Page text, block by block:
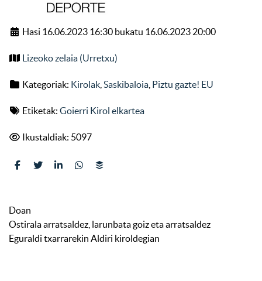
Hasi 16.06.2023 16:30 bukatu 16.06.2023 20:00
Lizeoko zelaia (Urretxu)
Kategoriak: Kirolak Saskibaloia Piztu gazte! EU
Etiketak: Goierri Kirol elkartea
Ikustaldiak: 5097
Doan
Ostirala arratsaldez, larunbata goiz eta arratsaldez
Eguraldi txarrarekin Aldiri kiroldegian